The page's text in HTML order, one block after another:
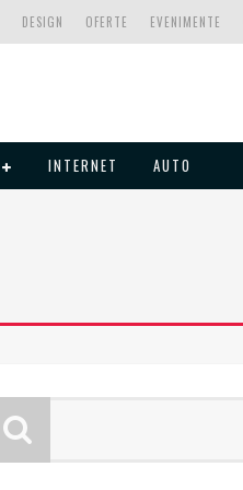
EVENIMENTE
OFERTE
DESIGN
INTERNET AUTO